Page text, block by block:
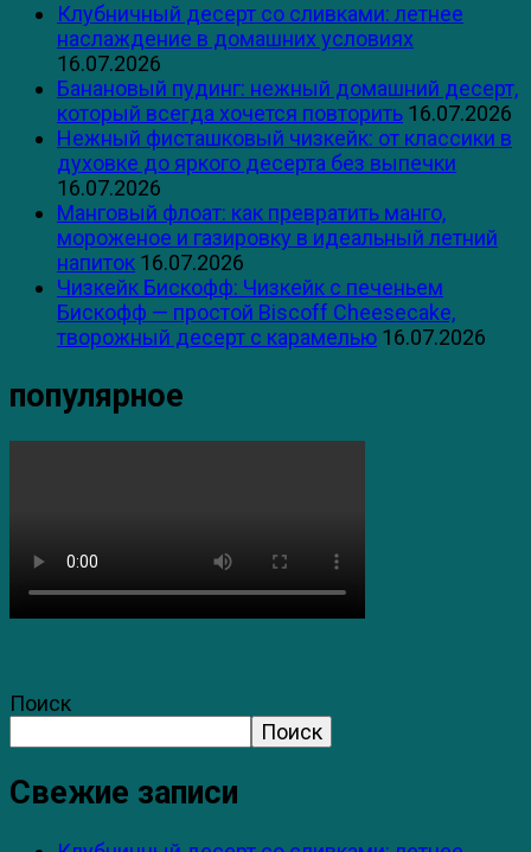
Клубничный десерт со сливками: летнее
наслаждение в домашних условиях
16.07.2026
Банановый пудинг: нежный домашний десерт,
который всегда хочется повторить 16.07.2026
Нежный фисташковый чизкейк: от классики в
духовке до яркого десерта без выпечки
16.07.2026
Манговый флоат: как превратить манго,
мороженое и газировку в идеальный летний
напиток 16.07.2026
Чизкейк Бискофф: Чизкейк с печеньем
Бискофф — простой Biscoff Cheesecake,
творожный десерт с карамелью 16.07.2026
популярное
Поиск
Поиск
Свежие записи